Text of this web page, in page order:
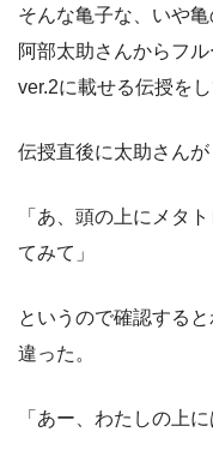
そんな亀子な、いや
阿部太助さんからフ
ver.2に載せる伝授をし
伝授直後に太助さんが
「あ、頭の上にメタ
てみて」
というので確認する
違った。
「あー、わたしの上